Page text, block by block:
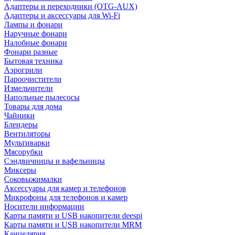
Адаптеры и переходники (OTG-AUX)
Адаптеры и аксессуары для Wi-Fi
Лампы и фонари
Наручные фонари
Налобные фонари
Фонари разные
Бытовая техника
Аэрогрили
Пароочистители
Измельчители
Напольные пылесосы
Товары для дома
Чайники
Блендеры
Вентиляторы
Мультиварки
Мясорубки
Сэндвичницы и вафельницы
Миксеры
Соковыжималки
Аксессуары для камер и телефонов
Микрофоны для телефонов и камер
Носители информации
Карты памяти и USB накопители deespi
Карты памяти и USB накопители MRM